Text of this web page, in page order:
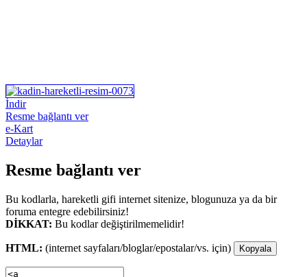
İndir
Resme bağlantı ver
e-Kart
Detaylar
Resme bağlantı ver
Bu kodlarla, hareketli gifi internet sitenize, blogunuza ya da bir
foruma entegre edebilirsiniz!
DİKKAT: Bu kodlar değiştirilmemelidir!
HTML: (internet sayfaları/bloglar/epostalar/vs. için) Kopyala